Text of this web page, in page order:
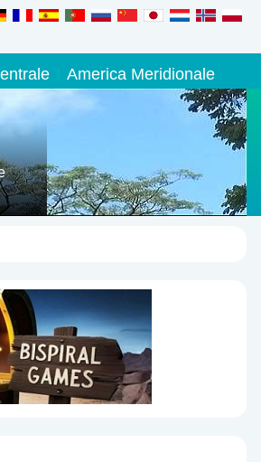
America Meridionale